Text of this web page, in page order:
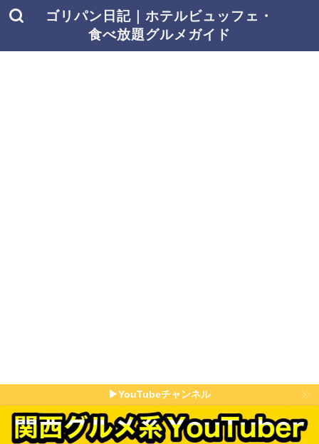
ゴリパン日記｜ホテルビュッフェ・
食べ放題グルメガイド
▶YouTubeチャンネル